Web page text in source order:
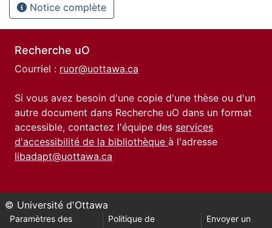
Notice complète
Recherche uO
Courriel : ruor@uottawa.ca
Si vous avez besoin d'une copie d'une thèse ou d'un
autre document dans Recherche uO dans un format
accessible, contactez l'équipe des services
d'accessibilité de la bibliothèque à l'adresse
libadapt@uottawa.ca
© Université d'Ottawa
Paramètres des
Politique de
Envoyer un